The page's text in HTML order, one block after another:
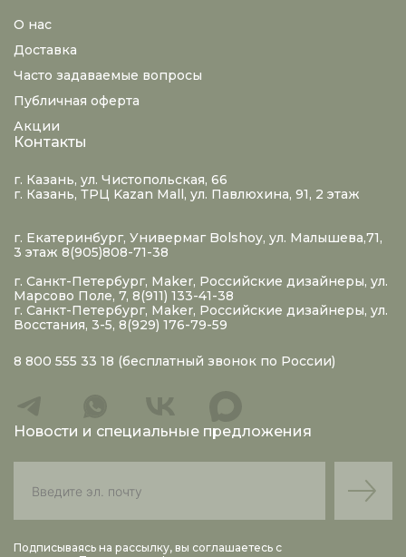
О нас
Доставка
Часто задаваемые вопросы
Публичная оферта
Акции
Контакты
г. Казань, ул. Чистопольская, 66
г. Казань, ТРЦ Kazan Mall, ул. Павлюхина, 91, 2 этаж
г. Екатеринбург, Универмаг Bolshoy, ул. Малышева,71,
3 этаж 8(905)808-71-38
г. Санкт-Петербург, Maker, Российские дизайнеры, ул.
Марсово Поле, 7, 8(911) 133-41-38
г. Санкт-Петербург, Maker, Российские дизайнеры, ул.
Восстания, 3-5, 8(929) 176-79-59
8 800 555 33 18 (бесплатный звонок по России)
Новости и специальные предложения
Подписываясь на рассылку, вы соглашаетесь с